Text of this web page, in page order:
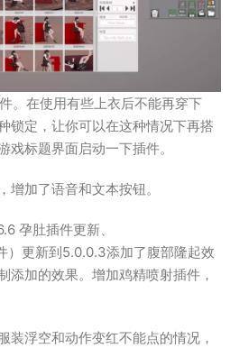
。在使用有些上衣后不能再穿下
锁定，让你可以在这种情况下再搭
标题界面启动一下插件。
加了语音和文本按钮。
孕肚插件更新、
更新到5.0.0.3添加了腹部隆起效
添加的效果。增加鸡精喷射插件，
装浮空和动作变红不能点的情况，